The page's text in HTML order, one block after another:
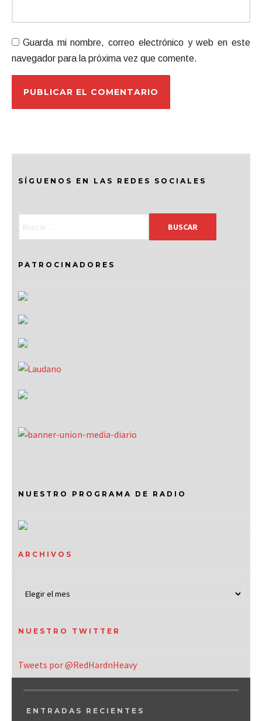
Guarda mi nombre, correo electrónico y web en este
navegador para la próxima vez que comente.
SÍGUENOS EN LAS REDES SOCIALES
PATROCINADORES
NUESTRO PROGRAMA DE RADIO
ARCHIVOS
NUESTRO TWITTER
Tweets por @RedHardnHeavy
ENTRADAS RECIENTES